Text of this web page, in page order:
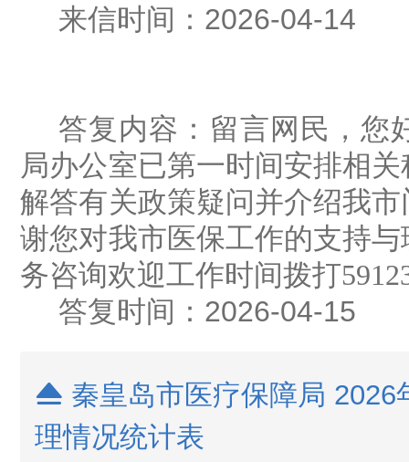
来信时间： 2026-04-14
答复内容： 留言网民，您
局办公室已第一时间安排相
解答有关政策疑问并介绍我
谢您对我市医保工作的支持
务咨询欢迎工作时间拨打
答复时间： 2026-04-15
 秦皇岛市医疗保障局
理情况统计表